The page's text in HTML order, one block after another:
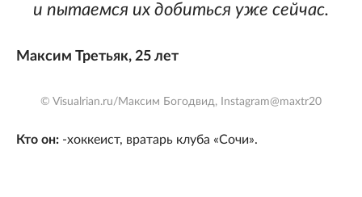
и пытаемся их добиться уже сейчас.
Максим Третьяк, 25 лет
© Visualrian.ru/Максим Богодвид, Instagram@maxtr20
Кто он: -хоккеист, вратарь клуба «Сочи».